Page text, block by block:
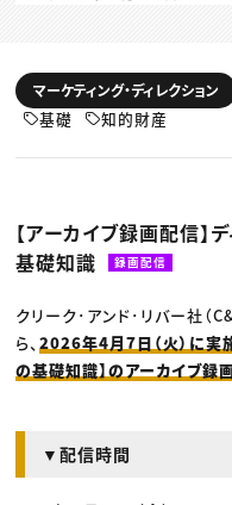
動画配信・映像制作
編集・ライティング
マーケティング
業界解説・キャリア事
TOP Creator’s コラム
Webクリエイター
アプリクリエイター
映像クリエイター
C＆R Magazine
セミナー
ニュース・トレンド
Web
映像
ゲーム・エンタメ
広告
出版
CREATIVE VILLAGEか
プロフェッシ
マーケティング・ディレクション
基礎
知的財産
【アーカイブ録画配信】
基礎知識
録画配信
クリーク･アンド･リバー社（
ら、2026年4月7日（火）に実
の基礎知識】のアーカイブ録
▼配信時間